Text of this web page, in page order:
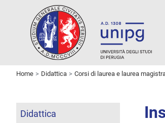
Home Didattica Corsi di laurea e laurea
Didattica